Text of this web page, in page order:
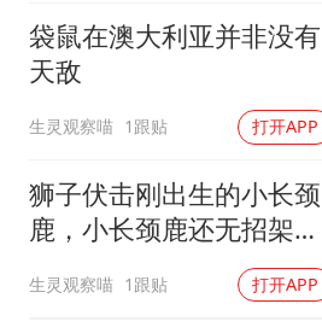
袋鼠在澳大利亚并非没有
天敌
生灵观察喵 1跟贴 打开APP
狮子伏击刚出生的小长颈
鹿，小长颈鹿还无招架之
生灵观察喵 1跟贴 打开APP